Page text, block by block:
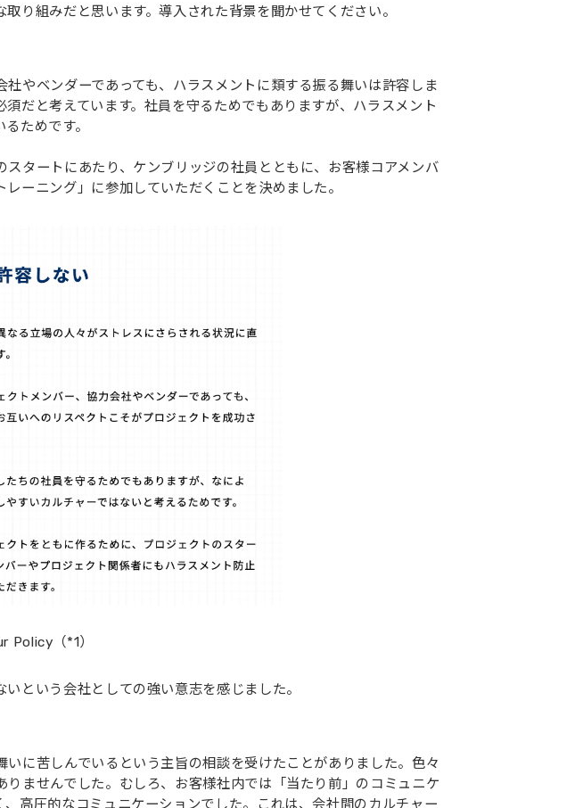
り組みだと思います。導入された背景を聞かせてください。
やベンダーであっても、ハラスメントに類する振る舞いは許容しま
だと考えています。社員を守るためでもありますが、ハラスメント
ためです。
タートにあたり、ケンブリッジの社員とともに、お客様コアメンバ
ーニング」に参加していただくことを決めました。
Policy（*1）
という会社としての強い意志を感じました。
に苦しんでいるという主旨の相談を受けたことがありました。色々
ませんでした。むしろ、お客様社内では「当たり前」のコミュニケ
高圧的なコミュニケーションでした。これは、会社間のカルチャー